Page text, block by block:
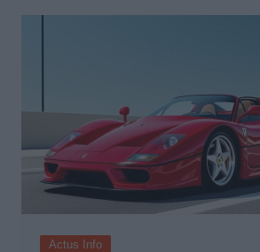
Actus Info